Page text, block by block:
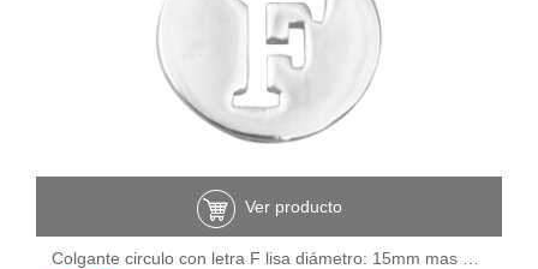
Ver producto